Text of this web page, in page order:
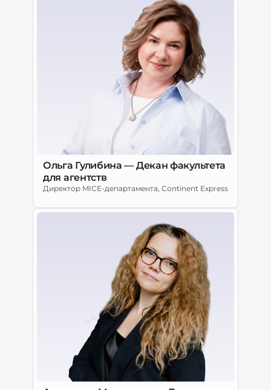
Ольга Гулибина — Декан факультета
для агентств
Директор MICE-департамента, Continent Express